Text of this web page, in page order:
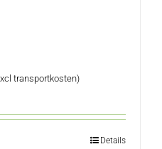
transportkosten)
Details